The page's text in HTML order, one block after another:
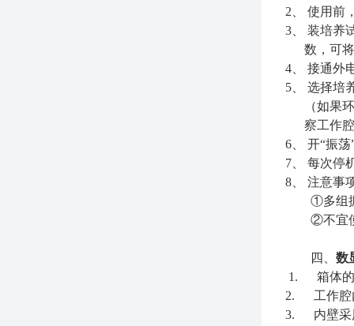
2、 使用前
3、 装培养
数，可
4、 接通外
5、 选择培
（如果
察工作
6、 开“振
7、 每次停
8、 注意事
①多组
②不宜
四、 数
1. 箱体的
2. 工作腔
3. 内壁采